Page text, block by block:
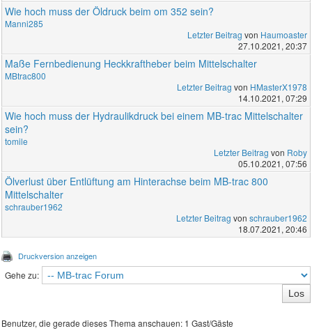
Wie hoch muss der Öldruck beim om 352 sein?
Manni285
Letzter Beitrag von Haumoaster
27.10.2021, 20:37
Maße Fernbedienung Heckkraftheber beim Mittelschalter
MBtrac800
Letzter Beitrag von HMasterX1978
14.10.2021, 07:29
Wie hoch muss der Hydraulikdruck bei einem MB-trac Mittelschalter
sein?
tomile
Letzter Beitrag von Roby
05.10.2021, 07:56
Ölverlust über Entlüftung am Hinterachse beim MB-trac 800
Mittelschalter
schrauber1962
Letzter Beitrag von schrauber1962
18.07.2021, 20:46
Druckversion anzeigen
Gehe zu:
Benutzer, die gerade dieses Thema anschauen: 1 Gast/Gäste